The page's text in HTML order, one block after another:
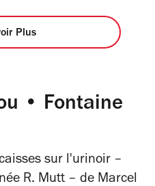
Plus
• Fontaine
sur l'urinoir –
R. Mutt – de Marcel